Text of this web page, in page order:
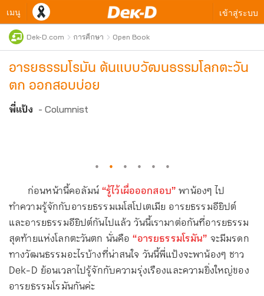
เมนู เข้าสู่ระบบ
Dek-D.com การศึกษา Open Book
อารยธรรมโรมัน ต้นแบบวัฒนธรรมโลกตะวัน
ตก ออกสอบบ่อย
พี่แป้ง - Columnist
· · · · · ·
ก่อนหน้านี้คอลัมน์“รู้ไว้เผื่อออกสอบ”พาน้องๆ ไป
ทำความรู้จักกับอารยธรรมเมโสโปเตเมีย อารยธรรมอียิปต์
และอารยธรรมอียิปต์กันไปแล้ว วันนี้เรามาต่อกันที่อารยธรรม
สุดท้ายแห่งโลกตะวันตก นั่นคือ “อารยธรรมโรมัน” จะมีมรดก
ทางวัฒนธรรมอะไรบ้างที่น่าสนใจ วันนี้พี่แป้งจะพาน้องๆ ชาว
Dek-D ย้อนเวลาไปรู้จักกับความรุ่งเรืองและความยิ่งใหญ่ของ
อารยธรรมโรมันกันค่ะ